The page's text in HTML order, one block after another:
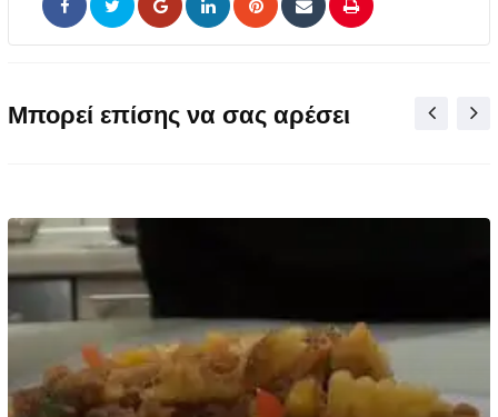
Google+LinkedInPinterestShare Print
Μπορεί επίσης να σας αρέσει